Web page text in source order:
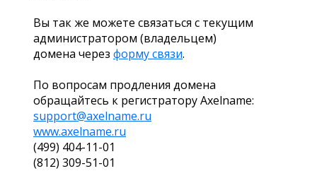
Вы так же можете связаться с текущим
администратором (владельцем)
домена через форму связи.
По вопросам продления домена
обращайтесь к регистратору Axelname:
support@axelname.ru
www.axelname.ru
(499) 404-11-01
(812) 309-51-01